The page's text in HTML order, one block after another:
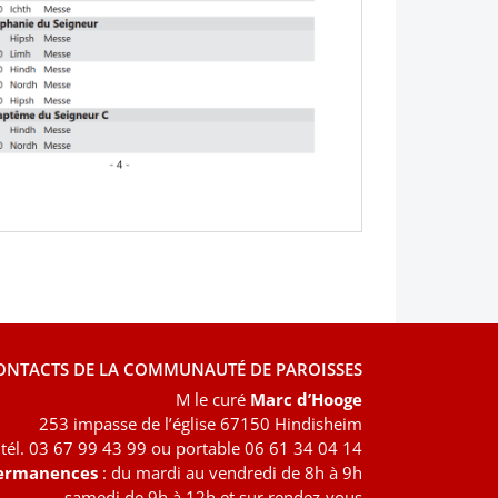
DE LA COMMUNAUTÉ DE PAROISSES
M le curé Marc d’Hooge
253 impasse de l’église 67150 Hindisheim
tél. 03 67 99 43 99 ou portable 06 61 34 04 14
: du mardi au vendredi de 8h à 9h